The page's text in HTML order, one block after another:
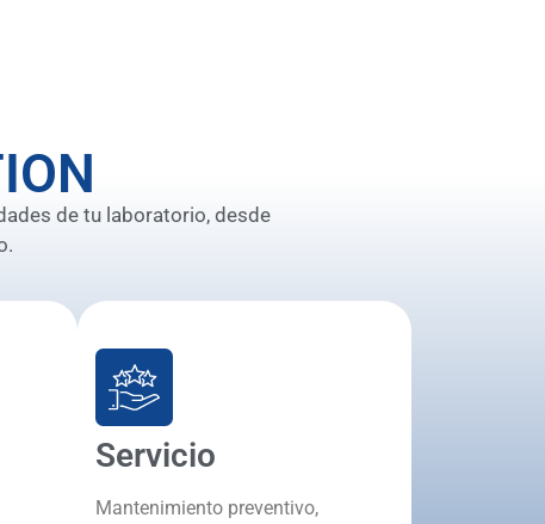
de tu laboratorio, desde
Servicio
Mantenimiento preventivo,